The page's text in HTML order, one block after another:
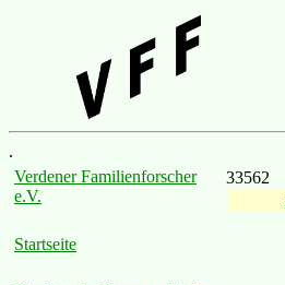
.
Verdener Familienforscher
e.V.
Startseite
33562